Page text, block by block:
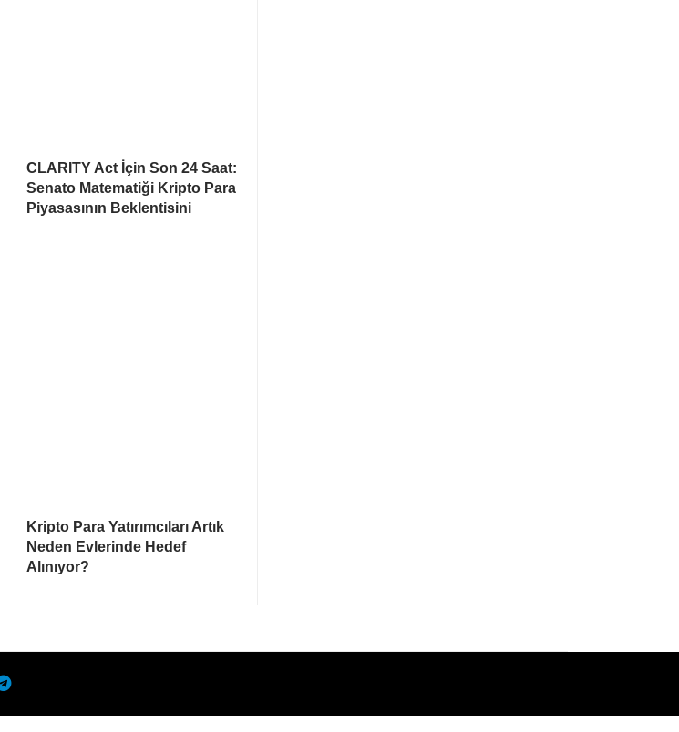
CLARITY Act İçin Son 24 Saat:
Senato Matematiği Kripto Para
Piyasasının Beklentisini
Kripto Para Yatırımcıları Artık
Neden Evlerinde Hedef
Alınıyor?